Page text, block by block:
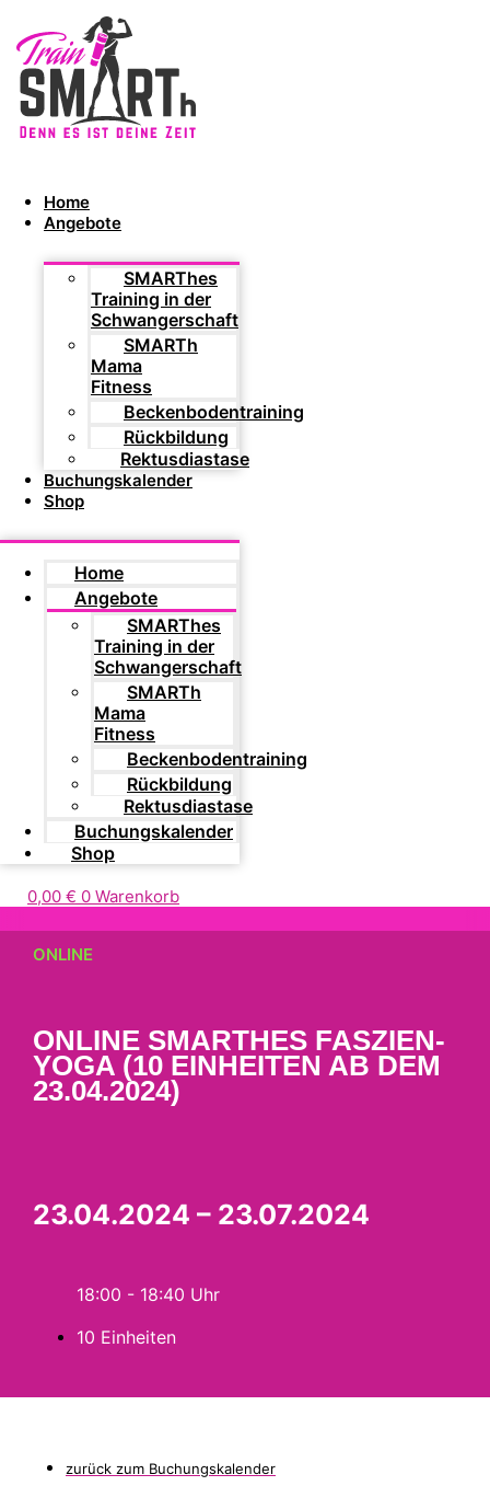
Home
Angebote
SMARThes
Training in der
Schwangerschaft
SMARTh
Mama
Fitness
Beckenbodentraining
Rückbildung
Rektusdiastase
Buchungskalender
Shop
Home
Angebote
SMARThes
Training in der
Schwangerschaft
SMARTh
Mama
Fitness
Beckenbodentraining
Rückbildung
Rektusdiastase
Buchungskalender
Shop
0,00 € 0 Warenkorb
ONLINE
ONLINE SMARTHES FASZIEN-
YOGA (10 EINHEITEN AB DEM
23.04.2024)
23.04.2024 – 23.07.2024
18:00 - 18:40
10 Einheiten
zurück zum Buchungskalender